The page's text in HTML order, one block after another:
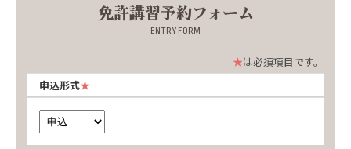
免許講習予約フォーム
ENTRY FORM
は必須項目です。
申込形式